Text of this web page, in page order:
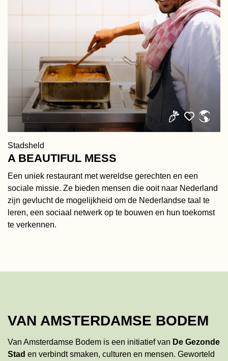
Stadsheld
A BEAUTIFUL MESS
Een uniek restaurant met wereldse gerechten en een
sociale missie. Ze bieden mensen die ooit naar Nederland
zijn gevlucht de mogelijkheid om de Nederlandse taal te
leren, een sociaal netwerk op te bouwen en hun toekomst
te verkennen.
VAN AMSTERDAMSE BODEM
Van Amsterdamse Bodem is een initiatief van De Gezonde
Stad en verbindt smaken, culturen en mensen. Geworteld